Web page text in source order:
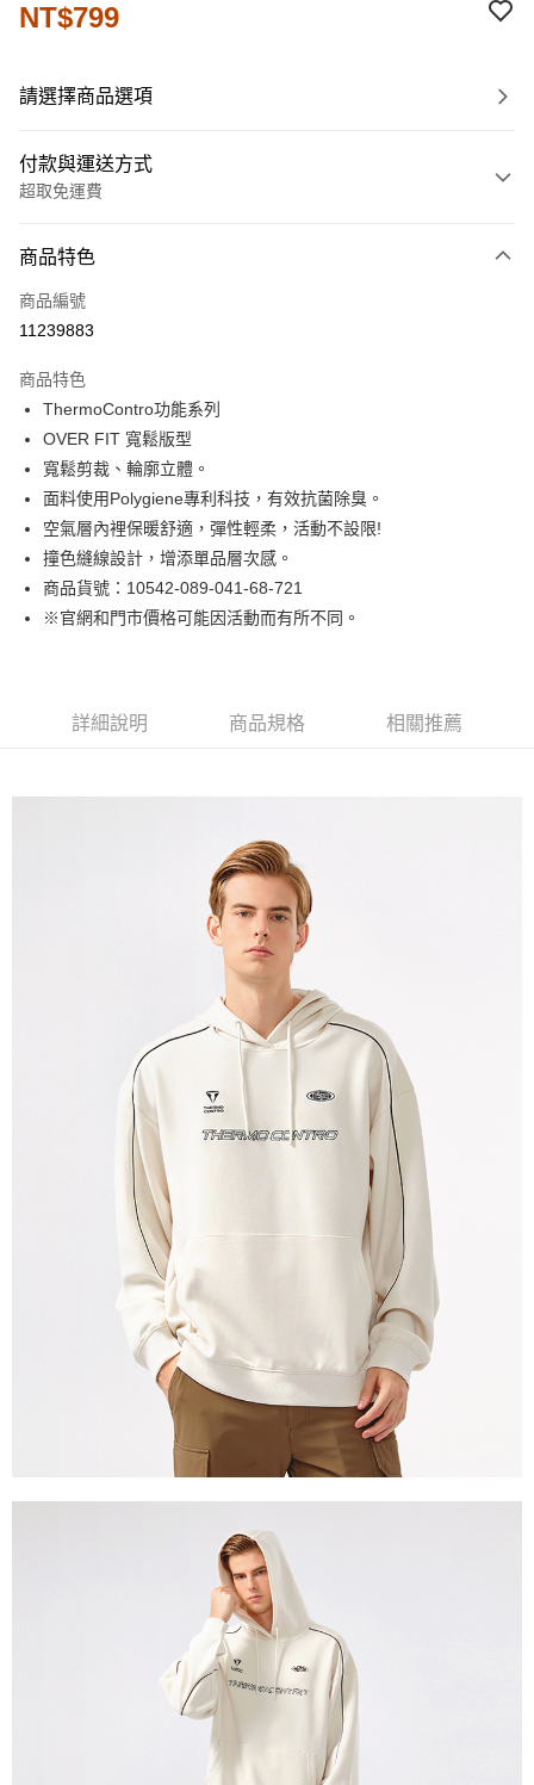
NT$799
請選擇商品選項
付款與運送方式
超取免運費
信用卡一次付款
LINE Pay
街口支付
悠遊付
Google Pay
貨到付款
運送方式
付款後7-11取貨
每筆NT$130，滿NT$1,000(含以上)免運費
商品特色
商品編號
11239883
商品特色
ThermoContro功能系列
OVER FIT 寬鬆版型
寬鬆剪裁、輪廓立體。
面料使用Polygiene專利科技，有效抗菌除臭。
空氣層內裡保暖舒適，彈性輕柔，活動不設限!
撞色縫線設計，增添單品層次感。
商品貨號：10542-089-041-68-721
※官網和門市價格可能因活動而有所不同。
詳細說明 商品規格 相關推薦